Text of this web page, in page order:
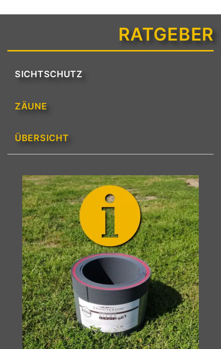
RATGEBER
SICHTSCHUTZ
ZÄUNE
ÜBERSICHT